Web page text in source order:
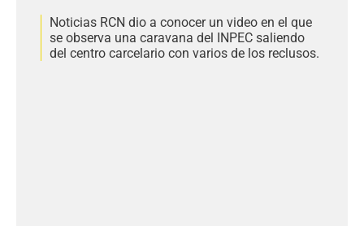
Noticias RCN dio a conocer un video en el que
se observa una caravana del INPEC saliendo
del centro carcelario con varios de los reclusos.